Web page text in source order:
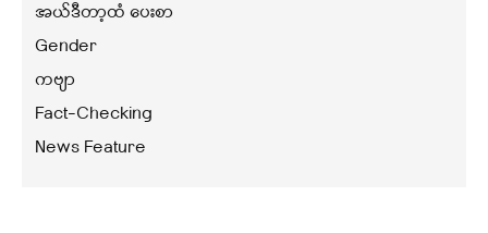
အယ်ဒီတာ့ထံ ပေးစာ
Gender
ကဗျာ
Fact-Checking
News Feature